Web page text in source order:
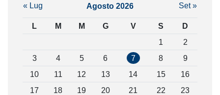
Agosto 2026
L M M G V S D
« Lug Set »
1
2
3
4 5 6 7 8
9
10
11 12 13 14 15
16
17
18 19 20 21 22
23